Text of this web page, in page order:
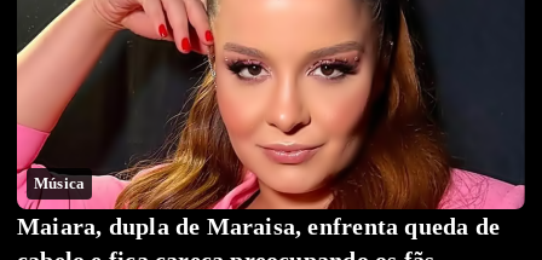
Música
Maiara, dupla de Maraisa, enfrenta queda de